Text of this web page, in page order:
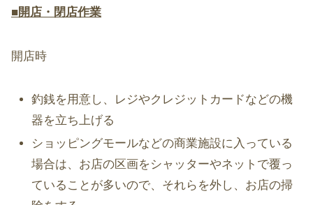
■開店・閉店作業
開店時
釣銭を用意し、レジやクレジットカードなどの機
器を立ち上げる
ショッピングモールなどの商業施設に入っている
場合は、お店の区画をシャッターやネットで覆っ
ていることが多いので、それらを外し、お店の掃